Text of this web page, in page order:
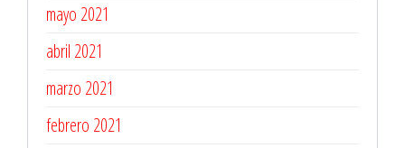
mayo 2021
abril 2021
marzo 2021
febrero 2021